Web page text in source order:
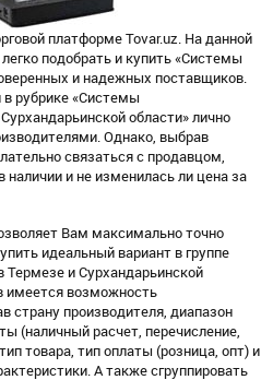
платформе Tovar.uz. На данной
подобрать и купить «Системы
и надежных поставщиков.
рубрике «Системы
области» лично
Однако, выбрав
связаться с продавцом,
наличии и не изменилась ли цена за
Вам максимально точно
идеальный вариант в группе
и Сурхандарьинской
имеется возможность
страну производителя, диапазон
(наличный расчет, перечисление,
товара, тип оплаты (розница, опт) и
А также сгруппировать